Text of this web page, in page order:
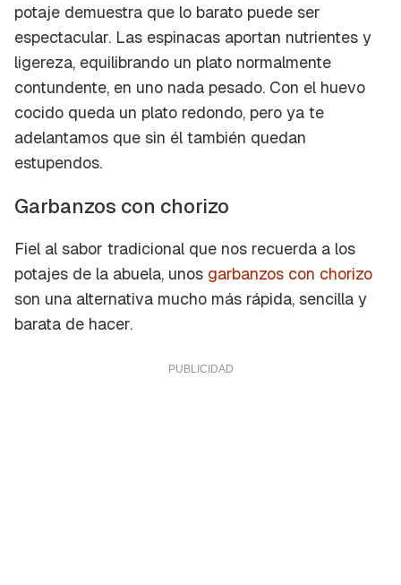
potaje demuestra que lo barato puede ser
espectacular. Las espinacas aportan nutrientes y
ligereza, equilibrando un plato normalmente
contundente, en uno nada pesado. Con el huevo
cocido queda un plato redondo, pero ya te
adelantamos que sin él también quedan
estupendos.
Garbanzos con chorizo
Fiel al sabor tradicional que nos recuerda a los
potajes de la abuela, unos garbanzos con chorizo
son una alternativa mucho más rápida, sencilla y
barata de hacer.